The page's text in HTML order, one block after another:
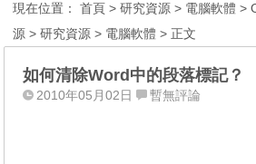
現在位置：首頁 >研究資源 > 電腦軟體 >
源 >研究資源 > 電腦軟體 > 正文
如何清除Word中的段落標記？
2010年05月02日 暫無評論